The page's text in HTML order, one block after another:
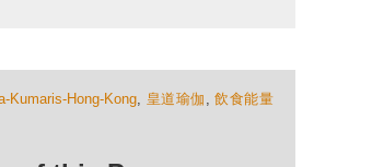
Kumaris-Hong-Kong, 皇道瑜伽 ,飲食能量